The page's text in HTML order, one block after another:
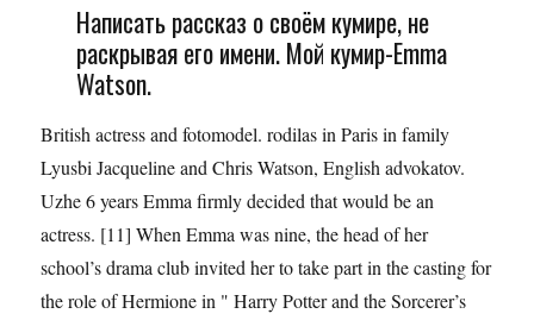
Написать рассказ о своём кумире, не
раскрывая его имени. Мой кумир-Emma
Watson.
British actress and fotomodel. rodilas in Paris in family
Lyusbi Jacqueline and Chris Watson, English advokatov.
Uzhe 6 years Emma firmly decided that would be an
actress. [11] When Emma was nine, the head of her
school’s drama club invited her to take part in the casting for
the role of Hermione in " Harry Potter and the Sorcerer’s